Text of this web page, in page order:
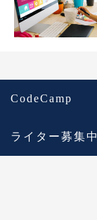
CodeCamp
ライター募集中